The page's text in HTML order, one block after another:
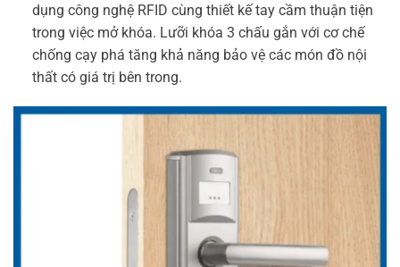
dụng công nghệ RFID cùng thiết kế tay cầm thuận tiện
trong việc mở khóa. Lưỡi khóa 3 chấu gắn với cơ chế
chống cạy phá tăng khả năng bảo vệ các món đồ nội
thất có giá trị bên trong.